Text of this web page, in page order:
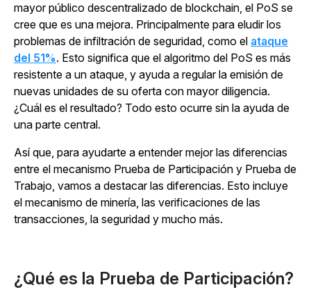
mayor público descentralizado de blockchain, el PoS se
cree que es una mejora. Principalmente para eludir los
problemas de infiltración de seguridad, como el ataque
del 51%. Esto significa que el algoritmo del PoS es más
resistente a un ataque, y ayuda a regular la emisión de
nuevas unidades de su oferta con mayor diligencia.
¿Cuál es el resultado? Todo esto ocurre sin la ayuda de
una parte central.
Así que, para ayudarte a entender mejor las diferencias
entre el mecanismo Prueba de Participación y Prueba de
Trabajo, vamos a destacar las diferencias. Esto incluye
el mecanismo de minería, las verificaciones de las
transacciones, la seguridad y mucho más.
¿Qué es la Prueba de Participación?